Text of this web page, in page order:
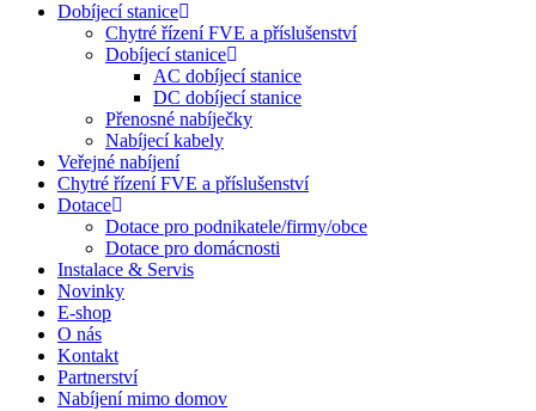
Dobíjecí stanice
Chytré řízení FVE a příslušenství
Dobíjecí stanice
AC dobíjecí stanice
DC dobíjecí stanice
Přenosné nabíječky
Nabíjecí kabely
Veřejné nabíjení
Chytré řízení FVE a příslušenství
Dotace
Dotace pro podnikatele/firmy/obce
Dotace pro domácnosti
Instalace & Servis
Novinky
E-shop
O nás
Kontakt
Partnerství
Nabíjení mimo domov